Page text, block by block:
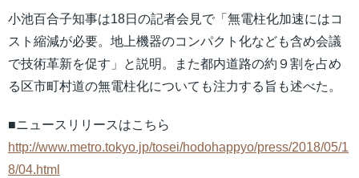
小池百合子知事は18日の記者会見で「無電柱化加速にはコ
スト縮減が必要。地上機器のコンパクト化なども含め会議
で技術革新を促す」と説明。また都内道路の約９割を占め
る区市町村道の無電柱化についても注力する旨も述べた。
■ニュースリリースはこちら
http://www.metro.tokyo.jp/tosei/hodohappyo/press/2018/05/1
8/04.html